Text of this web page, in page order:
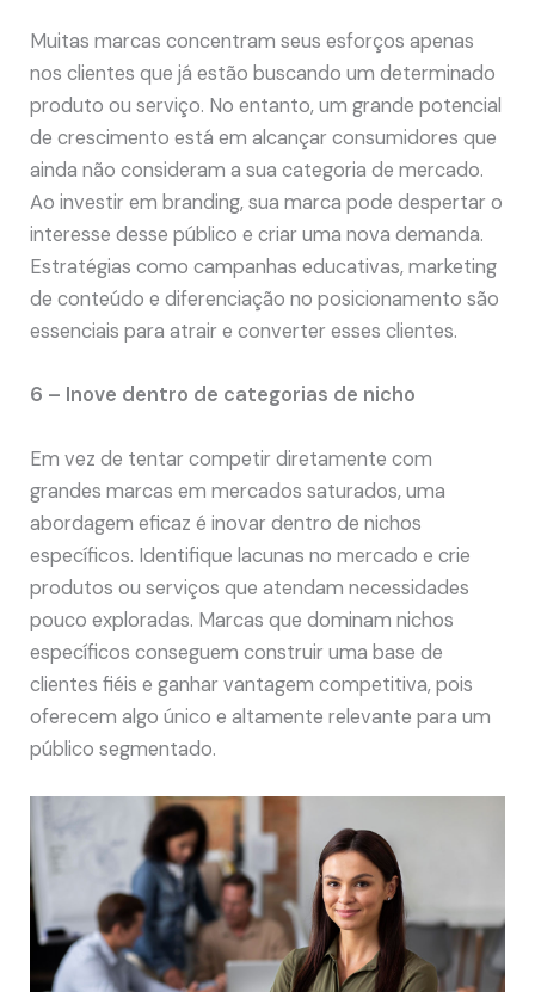
Muitas marcas concentram seus esforços apenas
nos clientes que já estão buscando um determinado
produto ou serviço. No entanto, um grande potencial
de crescimento está em alcançar consumidores que
ainda não consideram a sua categoria de mercado.
Ao investir em branding, sua marca pode despertar o
interesse desse público e criar uma nova demanda.
Estratégias como campanhas educativas, marketing
de conteúdo e diferenciação no posicionamento são
essenciais para atrair e converter esses clientes.
6 – Inove dentro de categorias de nicho
Em vez de tentar competir diretamente com
grandes marcas em mercados saturados, uma
abordagem eficaz é inovar dentro de nichos
específicos. Identifique lacunas no mercado e crie
produtos ou serviços que atendam necessidades
pouco exploradas. Marcas que dominam nichos
específicos conseguem construir uma base de
clientes fiéis e ganhar vantagem competitiva, pois
oferecem algo único e altamente relevante para um
público segmentado.